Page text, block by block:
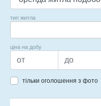
тип житла
ціна на добу
тільки оголошення з фото